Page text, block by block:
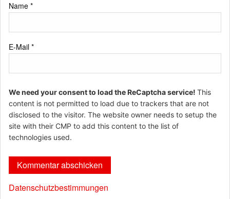
Name *
E-Mail *
We need your consent to load the ReCaptcha service! This
content is not permitted to load due to trackers that are not
disclosed to the visitor. The website owner needs to setup the
site with their CMP to add this content to the list of
technologies used.
Datenschutzbestimmungen